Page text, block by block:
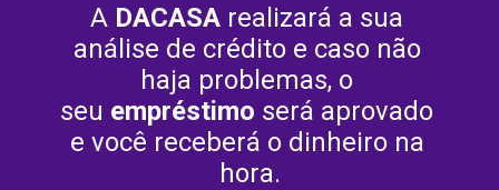
A DACASA realizará a sua
análise de crédito e caso não
haja problemas, o
seu empréstimo será aprovado
e você receberá o dinheiro na
hora.